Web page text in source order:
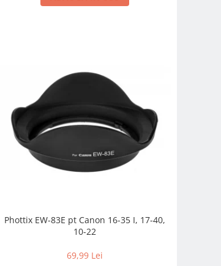
Phottix EW-83E pt Canon 16-35 I, 17-40,
10-22
69,99 Lei